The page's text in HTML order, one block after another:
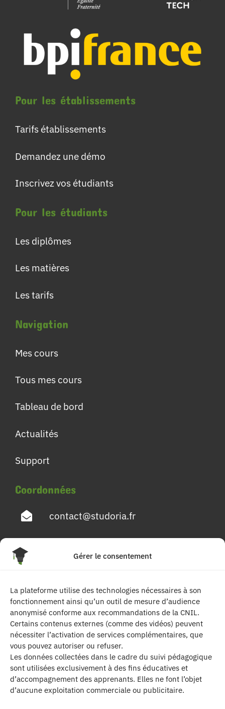
Gérer le consentement
La plateforme utilise des technologies nécessaires à son
fonctionnement ainsi qu’un outil de mesure d’audience
anonymisé conforme aux recommandations de la CNIL.
Certains contenus externes (comme des vidéos) peuvent
nécessiter l’activation de services complémentaires, que
vous pouvez autoriser ou refuser.
Les données collectées dans le cadre du suivi pédagogique
sont utilisées exclusivement à des fins éducatives et
d’accompagnement des apprenants. Elles ne font l’objet
d’aucune exploitation commerciale ou publicitaire.
Pour les établissements
Tarifs établissements
Demandez une démo
Inscrivez vos étudiants
Pour les étudiants
Les diplômes
Les matières
Les tarifs
Navigation
Mes cours
Tous mes cours
Tableau de bord
Actualités
Support
Coordonnées
contact@studoria.fr
4 Rue Georges Pompidou
Suivez-nous
| Les contenus publiés sur ce site sont